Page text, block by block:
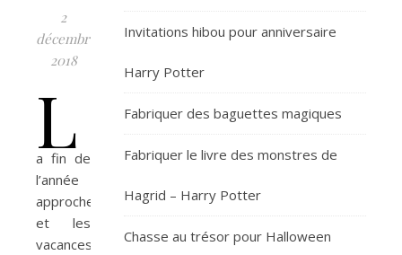
2
décembre
2018
L
a fin de
l’année
approche
et les
vacances
Invitations hibou pour anniversaire
Harry Potter
Fabriquer des baguettes magiques
Fabriquer le livre des monstres de
Hagrid – Harry Potter
Chasse au trésor pour Halloween